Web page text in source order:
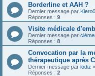
Borderline et AAH ?
Dernier message par
Réponses : 9
Visite médicale
Dernier message par
Réponses : 8
Convocation par la
thérapeutique après
Dernier message par lodiz «
Réponses : 2